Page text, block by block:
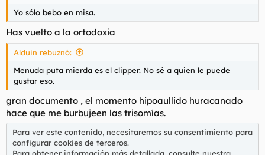
Yo sólo bebo en misa.
Has vuelto a la ortodoxia
Alduin rebuznó:
Menuda puta mierda es el clipper. No sé a quien le puede
gustar eso.
gran documento , el momento hipoaullido huracanado
hace que me burbujeen las trisomías.
Para ver este contenido, necesitaremos su consentimiento para
configurar cookies de terceros.